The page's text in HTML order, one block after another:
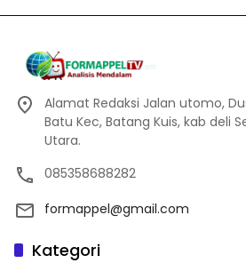
Alamat Redaksi Jalan utomo,
Batu Kec, Batang Kuis, kab deli
Utara.
085358688282
formappel@gmail.com
Kategori